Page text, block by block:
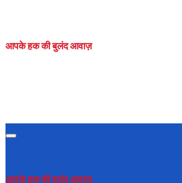
आपके हक की बुलंद आवाज़
आपके हक की बुलंद आवाज़